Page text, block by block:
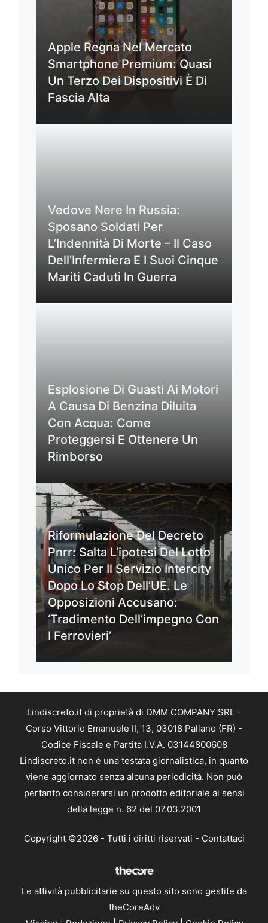
Apple Regna Nel Mercato
Smartphone Premium: Quasi
Un Terzo Dei Dispositivi È Di
Fascia Alta
Vedove Nere In Russia:
Sposano Soldati Per
L’Indennità Di Morte – Il Caso
Dell’Infermiera E I Suoi Cinque
Mariti Caduti In Guerra
Esplosione Di Guasti Ai Motori
A Causa Di Benzina Diluita
Con Acqua: Come
Proteggersi E Ottenere Un
Rimborso
Riformulazione Del Decreto
Pnrr: Salta L’ipotesi Del Lotto
Unico Per Il Servizio Intercity
Dopo Lo Stop Dell’UE. Le
Opposizioni Accusano:
‘Tradimento Dell’impegno Con
I Ferrovieri’
Lindiscreto.it di proprietà di DMM COMPANY SRL -
Corso Vittorio Emanuele II, 13, 03018 Paliano (FR) -
Codice Fiscale e Partita I.V.A. 03144800608
Lindiscreto.it non è una testata giornalistica, in quanto
viene aggiornato senza alcuna periodicità. Non può
pertanto considerarsi un prodotto editoriale ai sensi
della legge n. 62 del 07.03.2001
Copyright ©2026 - Tutti i diritti riservati - Contattaci
Le attività pubblicitarie su questo sito sono gestite da
theCoreAdv